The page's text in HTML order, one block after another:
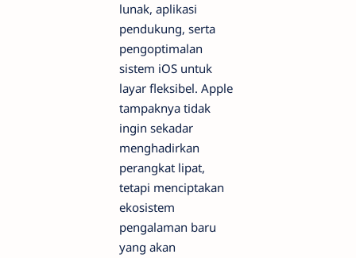
lunak, aplikasi
pendukung, serta
pengoptimalan
sistem iOS untuk
layar fleksibel. Apple
tampaknya tidak
ingin sekadar
menghadirkan
perangkat lipat,
tetapi menciptakan
ekosistem
pengalaman baru
yang akan